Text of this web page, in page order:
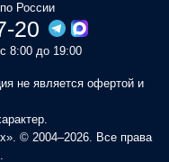
России
20
8:00 до 19:00
не является офертой и
© 2004–2026. Все права